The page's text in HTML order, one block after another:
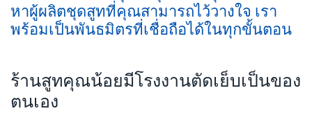
หาผู้ผลิตชุดสูทที่คุณสามารถไว้วางใจ เรา
พร้อมเป็นพันธมิตรที่เชื่อถือได้ในทุกขั้นตอน
ร้านสูทคุณน้อยมีโรงงานตัดเย็บเป็นของ
ตนเอง